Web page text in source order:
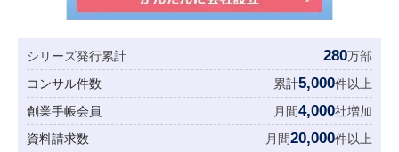
シリーズ発行累計 280万部
コンサル件数
累計5,000件以上
創業手帳会員
月間4,000社増加
資料請求数
月間20,000件以上